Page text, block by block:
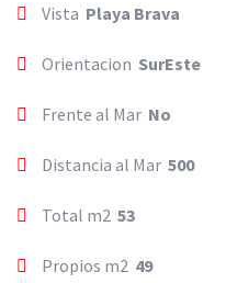
Vista Playa Brava
Orientacion SurEste
Frente al Mar No
Distancia al Mar 500
Total m2 53
Propios m2 49